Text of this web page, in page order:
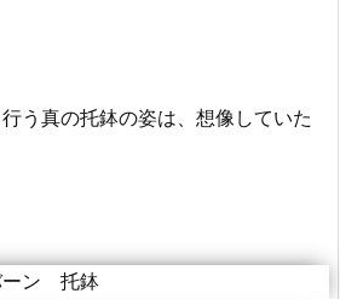
う真の托鉢の姿は、想像していた